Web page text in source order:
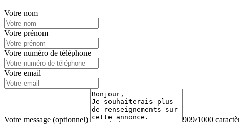
Votre nom
Votre prénom
Votre numéro de téléphone
Votre email
Votre message (optionnel)
909/1000